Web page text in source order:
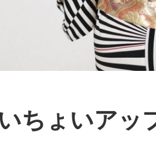
ちょいアッ